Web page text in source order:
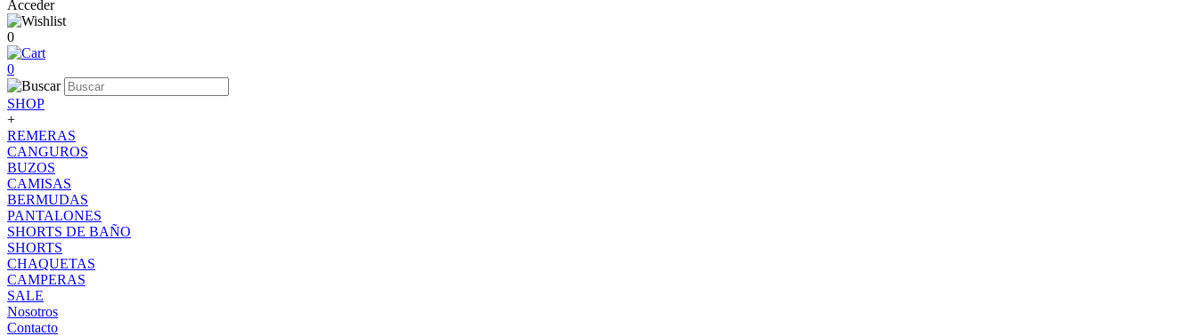
Acceder
0
0
SHOP
+
REMERAS
CANGUROS
BUZOS
CAMISAS
BERMUDAS
PANTALONES
SHORTS DE BAÑO
SHORTS
CHAQUETAS
CAMPERAS
SALE
Nosotros
Contacto